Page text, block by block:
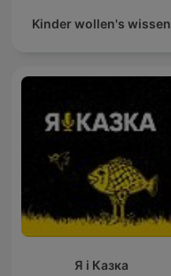
Kinder wollen's wissen
Я і Казка